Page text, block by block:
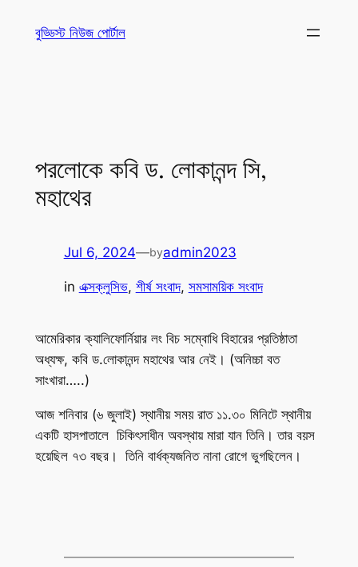
বুড্ডিস্ট নিউজ পোর্টাল
পরলোকে কবি ড. লোকানন্দ সি,
মহাথের
Jul 6, 2024—byadmin2023
in এক্সক্লুসিভ, শীর্ষ সংবাদ, সমসাময়িক সংবাদ
আমেরিকার ক্যালিফোর্নিয়ার লং বিচ সম্বোধি বিহারের প্রতিষ্ঠাতা
অধ্যক্ষ, কবি ড.লোকানন্দ মহাথের আর নেই। (অনিচ্চা বত
সাংখারা…..)
আজ শনিবার (৬ জুলাই) স্থানীয় সময় রাত ১১.৩০ মিনিটে স্থানীয়
একটি হাসপাতালে চিকিৎসাধীন অবস্থায় মারা যান তিনি। তার বয়স
হয়েছিল ৭৩ বছর। তিনি বার্ধক্যজনিত নানা রোগে ভুগছিলেন।